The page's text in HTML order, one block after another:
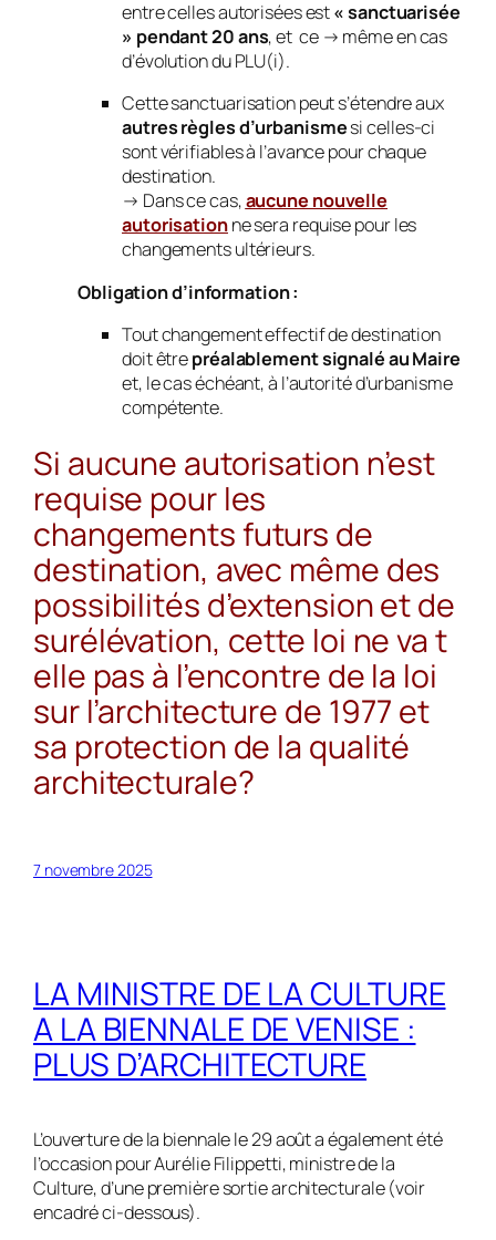
entre celles autorisées est« sanctuarisée
» pendant 20 ans, et ce → même en cas
d’évolution du PLU(i).
Cette sanctuarisation peut s’étendre aux
autres règles d’urbanismesi celles-ci
sont vérifiables à l’avance pour chaque
destination.
→ Dans ce cas,aucune nouvelle
autorisationne sera requise pour les
changements ultérieurs.
Obligation d’information :
Tout changement effectif de destination
doit êtrepréalablement signalé au Maire
et, le cas échéant, à l’autorité d’urbanisme
compétente.
Si aucune autorisation n’est
requise pour les
changements futurs de
destination, avec même des
possibilités d’extension et de
surélévation, cette loi ne va t
elle pas à l’encontre de la loi
sur l’architecture de 1977 et
sa protection de la qualité
architecturale?
7 novembre 2025
LA MINISTRE DE LA CULTURE
A LA BIENNALE DE VENISE :
PLUS D’ARCHITECTURE
L’ouverture de la biennale le 29 août a également été
l’occasion pour Aurélie Filippetti, ministre de la
Culture, d’une première sortie architecturale (voir
encadré ci-dessous).